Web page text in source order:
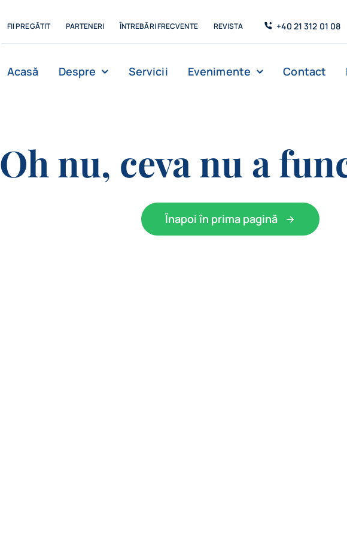
FII PREGĂTIT PARTENERI ÎNTREBĂRI FRECVENTE REVISTA +40 21 312 01 08
Acasă Despre Servicii Evenimente Contact
Oh nu, ceva nu a
Înapoi în prima pagină